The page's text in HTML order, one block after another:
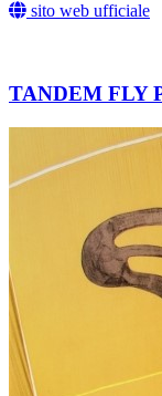
sito web ufficiale
TANDEM FLY